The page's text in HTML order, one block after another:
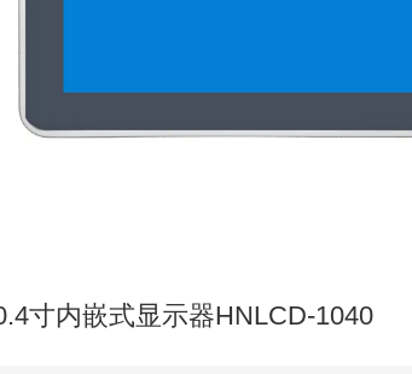
寸内嵌式显示器HNLCD-1040